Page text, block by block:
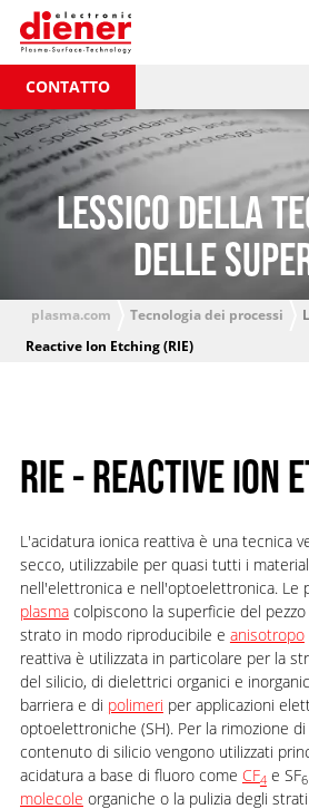
CONTATTO
LESSICO DELLA
DELLE
plasma.com Tecnologia dei processi
Reactive Ion Etching (RIE)
RIE - REACTIVE ION
L'acidatura ionica reattiva è una tecnica
secco, utilizzabile per quasi tutti i
nell'elettronica e nell'optoelettronica. Le
plasmacolpiscono la superficie del
strato in modo riproducibile e anisotropo
reattiva è utilizzata in particolare per la
del silicio, di dielettrici organici e
barriera e di polimeri per applicazioni
optoelettroniche (SH). Per la rimozione
contenuto di silicio vengono utilizzati
acidatura a base di fluoro come CF4 e SF6
molecole organiche o la pulizia degli